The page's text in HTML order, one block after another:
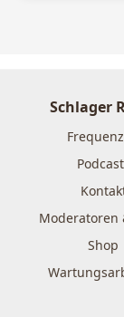
Schlager
Moderatoren
Shop